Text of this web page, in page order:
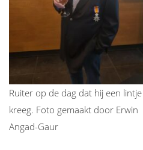
Ruiter op de dag dat hij een lintje
kreeg. Foto gemaakt door Erwin
Angad-Gaur